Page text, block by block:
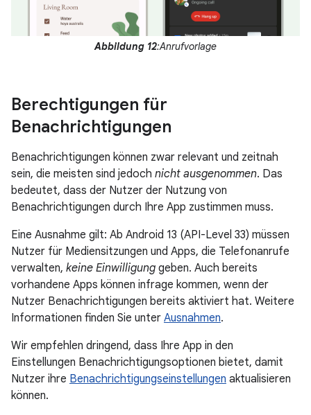
Abbildung 12:Anrufvorlage
Berechtigungen für
Benachrichtigungen
Benachrichtigungen können zwar relevant und zeitnah
sein, die meisten sind jedoch nicht ausgenommen. Das
bedeutet, dass der Nutzer der Nutzung von
Benachrichtigungen durch Ihre App zustimmen muss.
Eine Ausnahme gilt: Ab Android 13 (API-Level 33) müssen
Nutzer für Mediensitzungen und Apps, die Telefonanrufe
verwalten, keine Einwilligung geben. Auch bereits
vorhandene Apps können infrage kommen, wenn der
Nutzer Benachrichtigungen bereits aktiviert hat. Weitere
Informationen finden Sie unter Ausnahmen.
Wir empfehlen dringend, dass Ihre App in den
Einstellungen Benachrichtigungsoptionen bietet, damit
Nutzer ihre Benachrichtigungseinstellungen aktualisieren
können.